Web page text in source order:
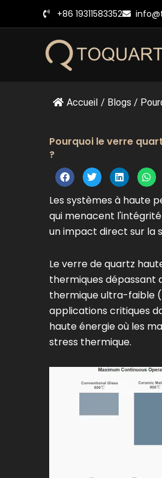
+86 19311583352
Accueil / Blogs /
Pourquoi le verre
?
Les systèmes à haute
qui menacent
un impact direct sur la
Le verre de quartz
thermiques dépassant
thermique ultra-faible
applications critiques
haute énergie où les
stress thermique.